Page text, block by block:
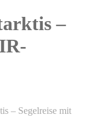
–
– Segelreise mit